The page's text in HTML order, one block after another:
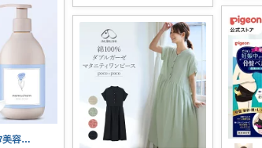
miwa.✂︎ﾏﾏ美容師💎